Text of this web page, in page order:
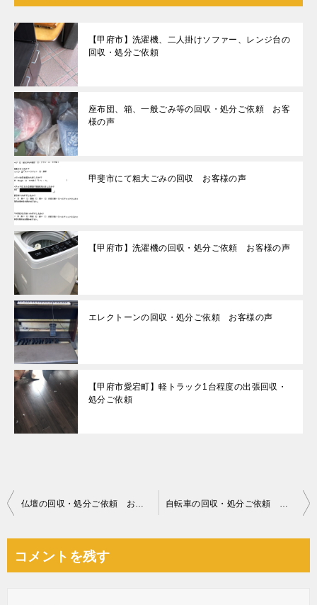
【甲府市】洗濯機、二人掛けソファー、レンジ台の
回収・処分ご依頼
座布団、箱、一般ごみ等の回収・処分ご依頼 お客
様の声
甲斐市にて粗大ごみの回収 お客様の声
【甲府市】洗濯機の回収・処分ご依頼 お客様の声
エレクトーンの回収・処分ご依頼 お客様の声
【甲府市愛宕町】軽トラック1台程度の出張回収・
処分ご依頼
投
ビ
仏壇の回収・処分ご依頼 お客様の声 自転車の回収・処分ご依頼 お客様の声
コメントを残す